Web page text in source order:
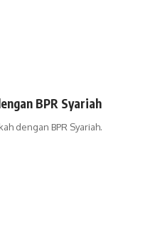
BPR Syariah
dengan BPR Syariah.